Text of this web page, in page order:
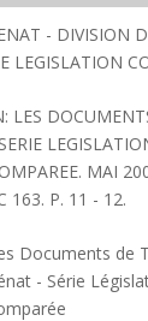
- DIVISION
LEGISLATION
LES
MAI
163. P. 11 - 12.
Documents de
- Série